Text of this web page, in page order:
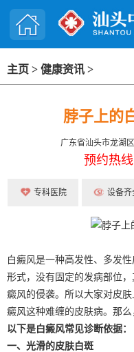
主页 > 健康资讯 >
脖子上的
广东省汕头市龙湖
预约热线
专科医院 设备齐
白癜风是一种高发性、多发
形式，没有固定的发病部位
癜风的侵袭。所以大家对皮
癜风这种难缠的皮肤病。那么
以下是白癜风常见诊断依据：
一、光滑的皮肤白斑